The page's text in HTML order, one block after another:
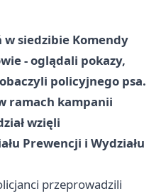
siedzibie Komendy
- oglądali pokazy,
policyjnego psa.
ramach kampanii
wzięli
Prewencji i Wydziału
przeprowadzili